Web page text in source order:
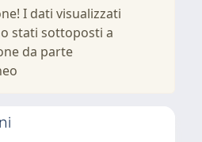
I dati visualizzati
stati sottoposti a
da parte